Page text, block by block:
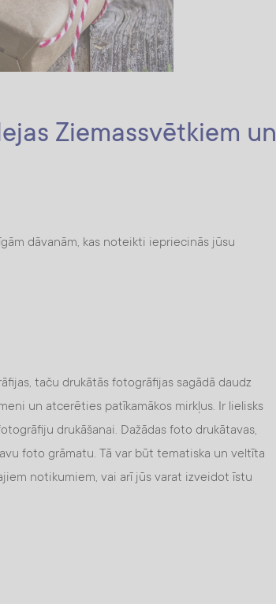
Ziemassvētkiem un
dāvanām, kas noteikti iepriecinās jūsu
taču drukātās fotogrāfijas sagādā daudz
un atcerēties patīkamākos mirkļus. Ir lielisks
drukāšanai. Dažādas foto drukātavas,
foto grāmatu. Tā var būt tematiska un veltīta
notikumiem, vai arī jūs varat izveidot īstu